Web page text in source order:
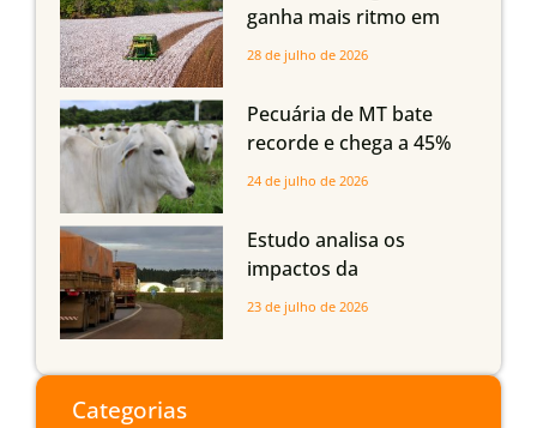
Maranhão e Piauí
ganha mais ritmo em
Mato Grosso, Mato
Maranhão
28 de julho de 2026
Pecuária de MT bate
recorde e chega a 45%
dos bovinos abatidos
24 de julho de 2026
Estudo analisa os
impactos da
infraestrutura logística
do Sul
23 de julho de 2026
Categorias